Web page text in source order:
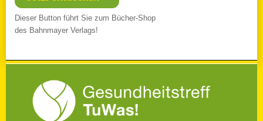
Dieser Button führt Sie zum Bücher-Shop
des Bahnmayer Verlags!